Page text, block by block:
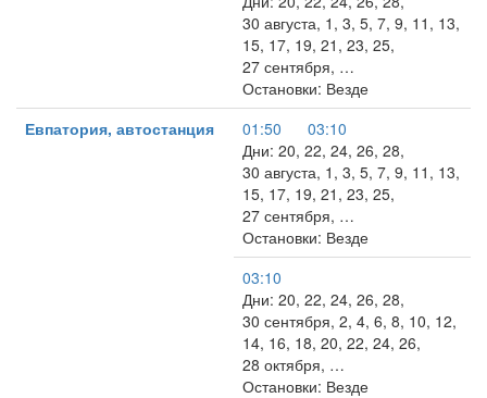
30 августа, 1, 3, 5, 7, 9, 11, 13,
15, 17, 19, 21, 23, 25,
27 сентября, …
Остановки: Везде
Евпатория, автостанция
01:50
03:10
Дни: 20, 22, 24, 26, 28,
30 августа, 1, 3, 5, 7, 9, 11, 13,
15, 17, 19, 21, 23, 25,
27 сентября, …
Остановки: Везде
03:10
Дни: 20, 22, 24, 26, 28,
30 сентября, 2, 4, 6, 8, 10, 12,
14, 16, 18, 20, 22, 24, 26,
28 октября, …
Остановки: Везде